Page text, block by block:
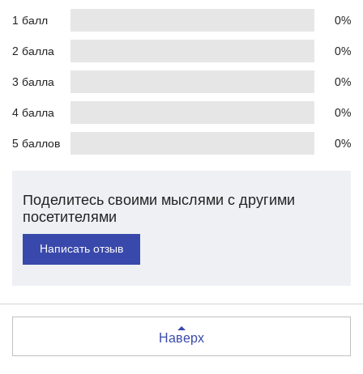
1 балл 0%
2 балла 0%
3 балла 0%
4 балла 0%
5 баллов 0%
Поделитесь своими мыслями с другими
посетителями
Написать отзыв
Наверх